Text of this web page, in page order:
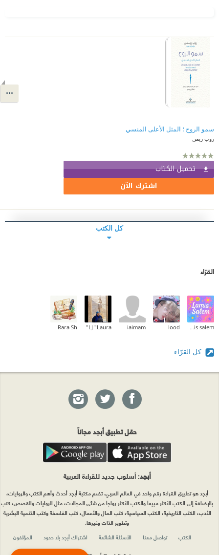
سمو الروح ؛ المثل الأعلى المنسي
روب ريمن
تحميل الكتاب
اشترك الآن
كل الكتب
القرّاء
lood
iaimam
LJ "Laura"
Rara Sh
كل القرّاء
حمّل تطبيق أبجد مجاناً
أبجد: أسلوب جديد للقراءة العربية
أبجد هو تطبيق القراءة رقم واحد في العالم العربي. تضم مكتبة أبجد أحدث وأهم الكتب والروايات،
بالإضافة إلى الكتب الأكثر مبيعاً والكتب الأكثر رواجاً من شتّى المجالات، مثل الروايات والقصص، كتب
الأدب، الكتب التاريخية، الكتب السياسية، كتب المال والأعمال، كتب الفلسفة وكتب التنمية البشرية
وتطوير الذات وغيرها.
الكتب
تواصل معنا الأسئلة الشائعة اشتراك أبجد بلا حدود
المؤلفون